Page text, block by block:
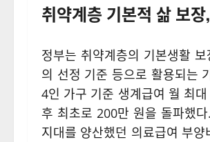
취약계층 기본적 삶 보
정부는 취약계층의 기본생활
의 선정 기준 등으로 활용되는
4인 가구 기준 생계급여 월 최
후 최초로 200만 원을 돌파했다
지대를 양산했던 의료급여 부